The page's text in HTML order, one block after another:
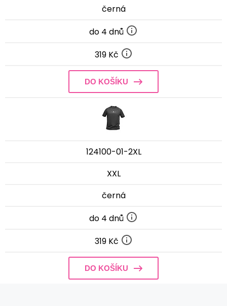
černá
do 4 dnů
319 Kč
DO KOŠÍKU
124100-01-2XL
XXL
černá
do 4 dnů
319 Kč
DO KOŠÍKU